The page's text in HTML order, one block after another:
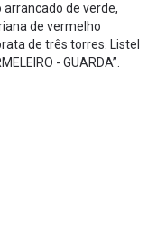
arrancado de verde,
de vermelho
de três torres. Listel
- GUARDA”.